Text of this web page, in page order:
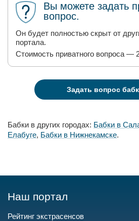
Вы можете задать
вопрос.
Он будет полностью скрыт от
портала.
Стоимость приватного вопроса —
Задать вопрос
Бабки в других городах: Бабки в
Елабуге, Бабки в Нижнекамске.
Наш портал
Рейтинг экстрасенсов